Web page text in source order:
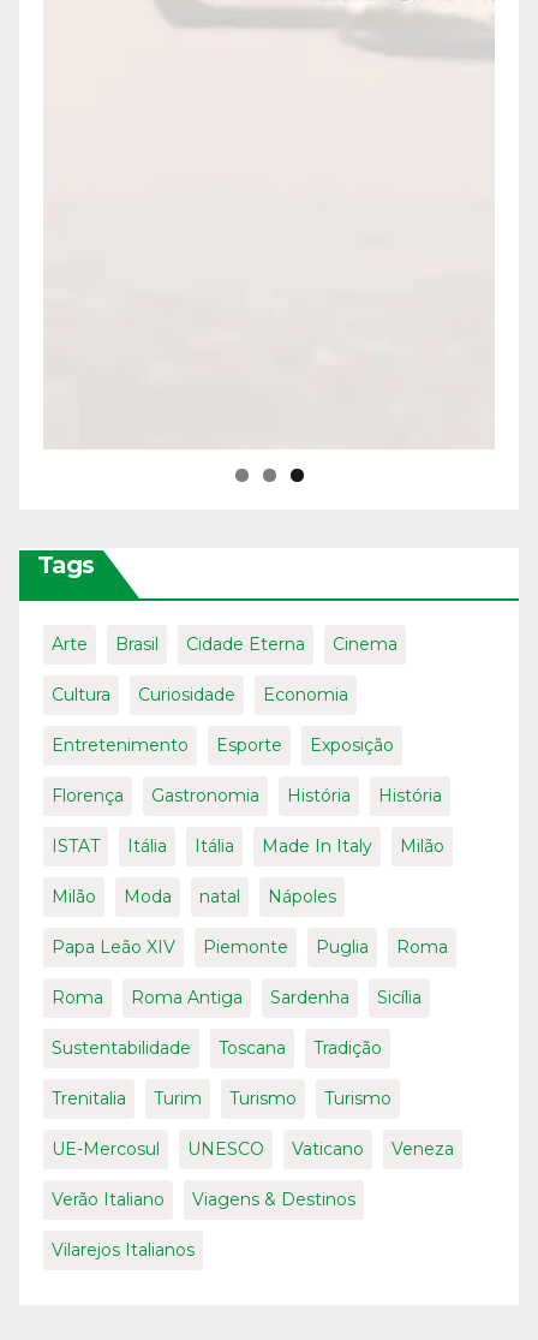
Tags
Arte Brasil Cidade Eterna Cinema
Cultura Curiosidade Economia
Entretenimento Esporte Exposição
Florença Gastronomia História História
ISTAT Itália Itália Made In Italy Milão
Milão Moda natal Nápoles
Papa Leão XIV Piemonte Puglia Roma
Roma Roma Antiga Sardenha Sicília
Sustentabilidade Toscana Tradição
Trenitalia Turim Turismo Turismo
UE-Mercosul UNESCO Vaticano Veneza
Verão Italiano Viagens & Destinos
Vilarejos Italianos